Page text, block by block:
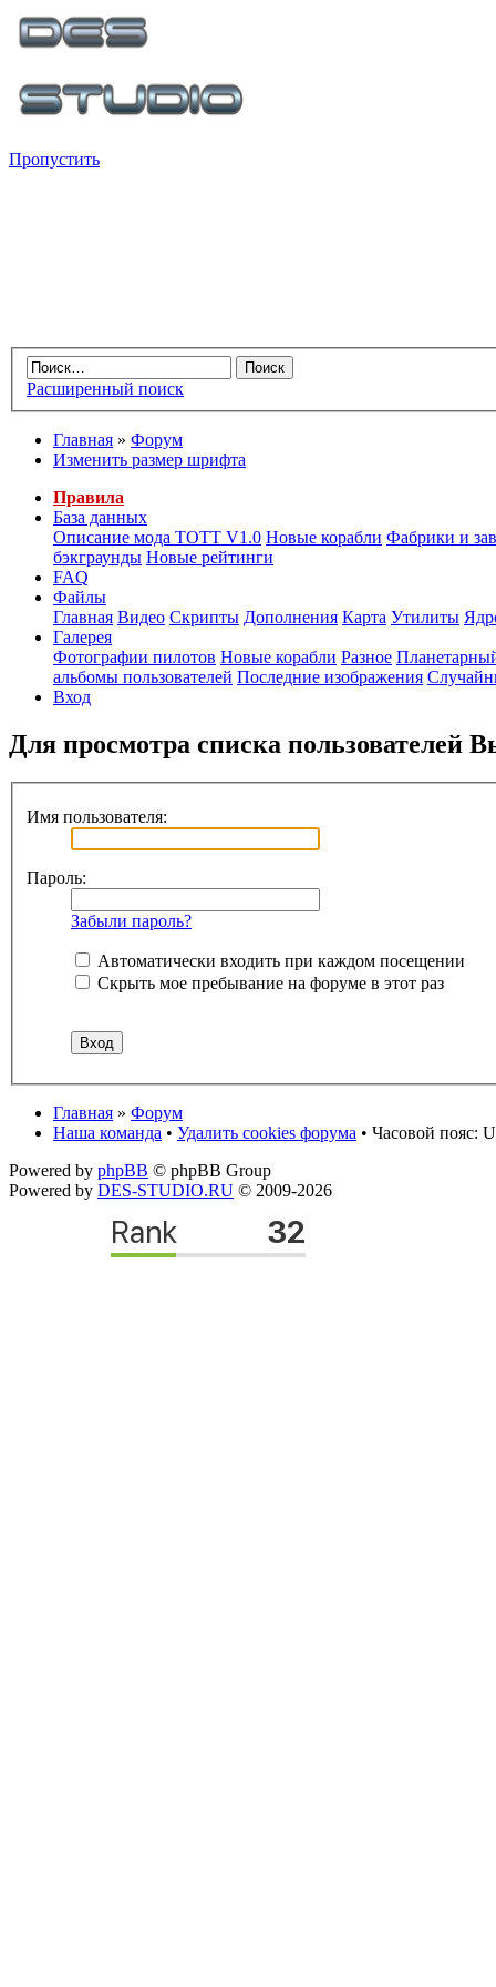
Пропустить
Расширенный поиск
Главная » Форум
Изменить размер шрифта
Правила
База данных
Описание мода ТОТТ V1.0 Новые корабли Фабрики и
бэкграунды Новые рейтинги
FAQ
Файлы
Главная Видео Скрипты Дополнения Карта Утилиты
Галерея
Фотографии пилотов Новые корабли Разное
альбомы пользователей Последние изображения
Вход
Для просмотра списка пользователей
Имя пользователя:
Пароль:
Забыли пароль?
Автоматически входить при каждом посещении
Скрыть мое пребывание на форуме в этот раз
Главная » Форум
Наша команда • Удалить cookies форума • Часовой пояс:
Powered by phpBB © phpBB Group
Powered by DES-STUDIO.RU © 2009-2026